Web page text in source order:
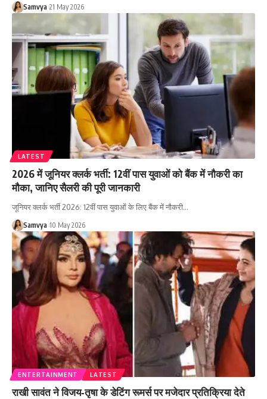
Samvya 21 May 2026
LATEST
2026 में जूनियर क्लर्क भर्ती: 12वीं पास युवाओं को बैंक में नौकरी का
मौका, जानिए सैलरी की पूरी जानकारी
जूनियर क्लर्क भर्ती 2026: 12वीं पास युवाओं के लिए बैंक में नौकरी…
Samvya 10 May 2026
ENTERTAINMENT LATEST
राखी सावंत ने विजय‑तृषा के डेटिंग रूमर्स पर मजेदार प्रतिक्रिया देते